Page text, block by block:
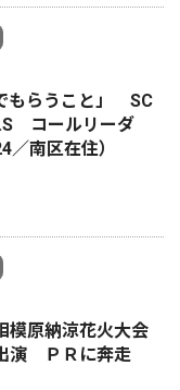
もらうこと」 SC
コールリーダ
南区在住）
模原納涼花火大会
演 ＰＲに奔走